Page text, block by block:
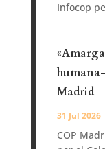
Infocop
Madrid
31 Jul 2026
COP